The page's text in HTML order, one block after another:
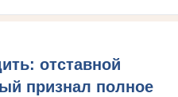
отставной
признал полное